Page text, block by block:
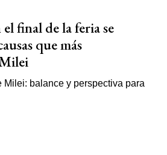
final de la feria se
que más